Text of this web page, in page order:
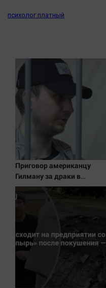
Спецпроект
Другие рубрики
Bookworms
English version
Online-консультация
Актуальная тема
Афиша
Блогеркуль
Быстрый медиазавод
Вирус чтения
Дети
ЖКХ
Интервью
психолог платный
Приговор американцу
Гилману за драки в
воронежском СИЗО
потребовали ужесточить -